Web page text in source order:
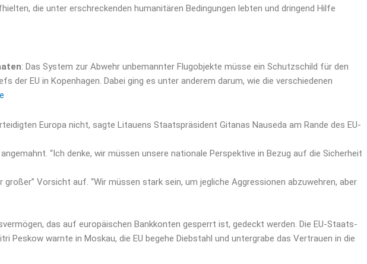
die unter erschreckenden humanitären Bedingungen lebten und dringend Hilfe
: Das System zur Abwehr unbemannter Flugobjekte müsse ein Schutzschild für den
EU in Kopenhagen. Dabei ging es unter anderem darum, wie die verschiedenen
Europa nicht, sagte Litauens Staatspräsident Gitanas Nauseda am Rande des EU-
“Ich denke, wir müssen unsere nationale Perspektive in Bezug auf die Sicherheit
Vorsicht auf. “Wir müssen stark sein, um jegliche Aggressionen abzuwehren, aber
das auf europäischen Bankkonten gesperrt ist, gedeckt werden. Die EU-Staats-
warnte in Moskau, die EU begehe Diebstahl und untergrabe das Vertrauen in die